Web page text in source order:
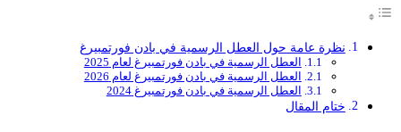
نظرة عامة حول العطل الرسمية في بادن فورتمبيرغ
العطل الرسمية في بادن فورتمبيرغ لعام 2025
العطل الرسمية في بادن فورتمبيرغ لعام 2026
العطل الرسمية في بادن فورتمبيرغ 2024
ختام المقال